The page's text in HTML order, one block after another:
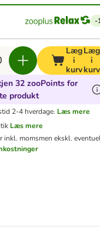
-
Læg
i
kurv
Læg
i
kurv
32 zooPoints for
produkt
2-4 hverdage. Læs mere
Læs mere
inkl. momsmen ekskl.